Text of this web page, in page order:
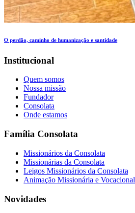
O perdão, caminho de humanização e santidade
Institucional
Quem somos
Nossa missão
Fundador
Consolata
Onde estamos
Família Consolata
Missionários da Consolata
Missionárias da Consolata
Leigos Missionários da Consolata
Animação Missionária e Vocacional
Novidades